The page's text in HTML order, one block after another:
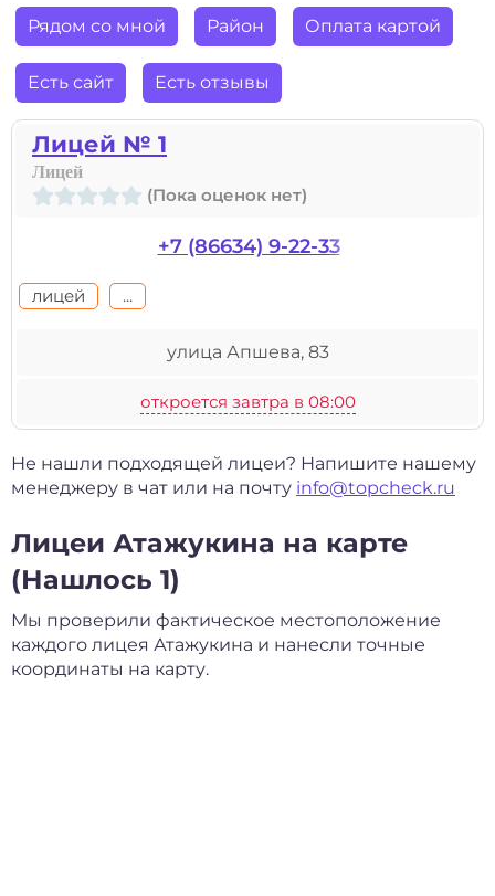
Рядом со мной Район Оплата картой
Есть сайт Есть отзывы
Лицей № 1
Лицей
(Пока оценок нет)
+7 (86634) 9-22-33
лицей ...
улица Апшева, 83
откроется завтра в 08:00
Не нашли подходящей лицеи? Напишите нашему
менеджеру в чат или на почту info@topcheck.ru
Лицеи Атажукина на карте
(Нашлось 1)
Мы проверили фактическое местоположение
каждого лицея Атажукина и нанесли точные
координаты на карту.